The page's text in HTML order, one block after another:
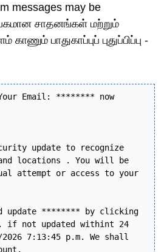
messages may be
சாதனங்கள் மற்றும்
பாதுகாப்புப் புதுப்பிப்பு -
Email: ******** now
update to recognize
locations . You will be
attempt or access to your
update ******** by clicking
if not updated withint 24
7:13:45 p.m. We shall